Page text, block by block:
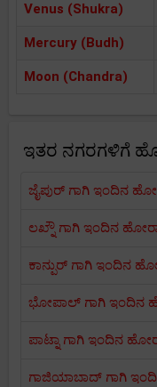
Venus (Shukra)
Mercury (Budh)
Moon (Chandra)
ಇತರ ನಗರಗಳಿಗೆ
ಜೈಪುರ್ ಗಾಗಿ ಇಂದಿನ
ಲಖ್ನೌ ಗಾಗಿ ಇಂದಿನ
ಕಾನ್ಪುರ್ ಗಾಗಿ ಇಂದಿನ
ಭೋಪಾಲ್ ಗಾಗಿ ಇಂದಿನ
ಪಾಟ್ನಾ ಗಾಗಿ ಇಂದಿನ
ಗಾಜಿಯಾಬಾದ್ ಗಾಗಿ